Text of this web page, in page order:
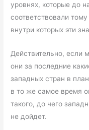
уровнях, которые до
соответствовали
внутри которых эти
Действительно, если
они за последние
западных стран в
в то же самое время
такого, до чего
не дойдет.